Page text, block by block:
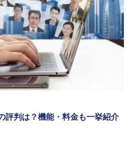
評判は？機能・料金も一挙紹介